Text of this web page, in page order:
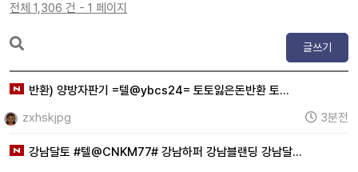
전체 1,306 건 - 1 페이지
글쓰기
반환) 양방자판기 =텔@ybcs24= 토토잃은돈반환 토…
zxhskjpg
3분전
강남달토 #텔@CNKM77# 강남하퍼 강남블랜딩 강남달…